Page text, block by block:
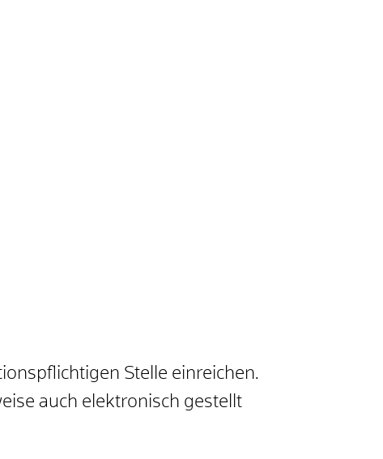
Stelle einreichen.
auch elektronisch gestellt